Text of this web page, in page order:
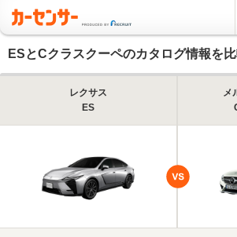
ESとCクラスクーペのカタログ情報を
レクサス
ES
メ